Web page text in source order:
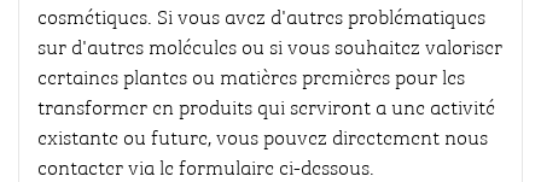
cosmétiques. Si vous avez d'autres problématiques
sur d'autres molécules ou si vous souhaitez valoriser
certaines plantes ou matières premières pour les
transformer en produits qui serviront a une activité
existante ou future, vous pouvez directement nous
contacter via le formulaire ci-dessous.